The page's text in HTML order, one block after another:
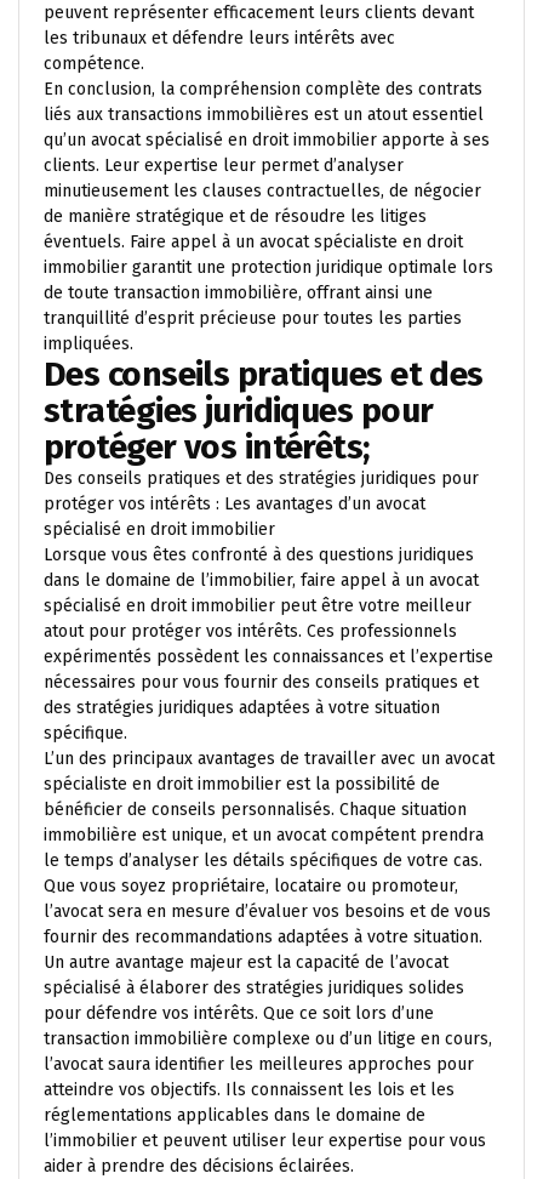
peuvent représenter efficacement leurs clients devant
les tribunaux et défendre leurs intérêts avec
compétence.
En conclusion, la compréhension complète des contrats
liés aux transactions immobilières est un atout essentiel
qu’un avocat spécialisé en droit immobilier apporte à ses
clients. Leur expertise leur permet d’analyser
minutieusement les clauses contractuelles, de négocier
de manière stratégique et de résoudre les litiges
éventuels. Faire appel à un avocat spécialiste en droit
immobilier garantit une protection juridique optimale lors
de toute transaction immobilière, offrant ainsi une
tranquillité d’esprit précieuse pour toutes les parties
impliquées.
Des conseils pratiques et des
stratégies juridiques pour
protéger vos intérêts;
Des conseils pratiques et des stratégies juridiques pour
protéger vos intérêts : Les avantages d’un avocat
spécialisé en droit immobilier
Lorsque vous êtes confronté à des questions juridiques
dans le domaine de l’immobilier, faire appel à un avocat
spécialisé en droit immobilier peut être votre meilleur
atout pour protéger vos intérêts. Ces professionnels
expérimentés possèdent les connaissances et l’expertise
nécessaires pour vous fournir des conseils pratiques et
des stratégies juridiques adaptées à votre situation
spécifique.
L’un des principaux avantages de travailler avec un avocat
spécialiste en droit immobilier est la possibilité de
bénéficier de conseils personnalisés. Chaque situation
immobilière est unique, et un avocat compétent prendra
le temps d’analyser les détails spécifiques de votre cas.
Que vous soyez propriétaire, locataire ou promoteur,
l’avocat sera en mesure d’évaluer vos besoins et de vous
fournir des recommandations adaptées à votre situation.
Un autre avantage majeur est la capacité de l’avocat
spécialisé à élaborer des stratégies juridiques solides
pour défendre vos intérêts. Que ce soit lors d’une
transaction immobilière complexe ou d’un litige en cours,
l’avocat saura identifier les meilleures approches pour
atteindre vos objectifs. Ils connaissent les lois et les
réglementations applicables dans le domaine de
l’immobilier et peuvent utiliser leur expertise pour vous
aider à prendre des décisions éclairées.